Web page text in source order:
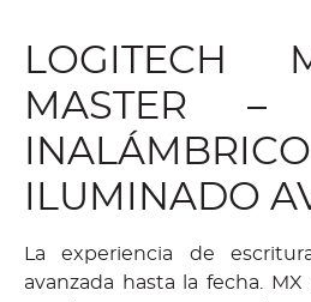
LOGITECH
MASTER –
INALÁMBRICO
ILUMINADO
La experiencia de
avanzada hasta la fecha.